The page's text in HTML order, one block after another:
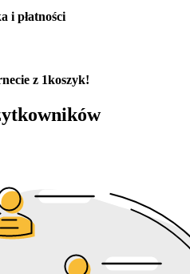
i płatności
z 1koszyk!